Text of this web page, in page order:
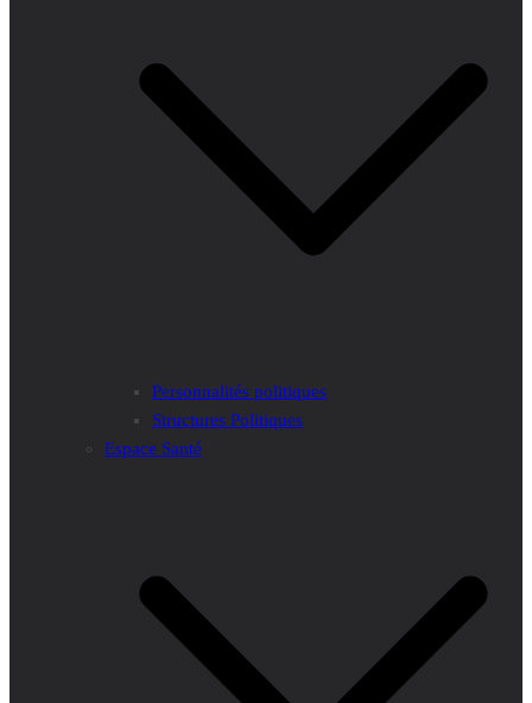
Personnalités politiques
Structures Politiques
Espace Santé